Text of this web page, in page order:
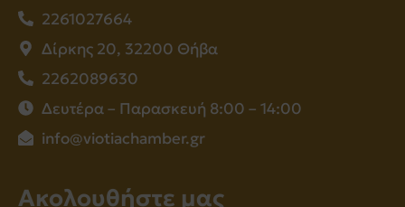
2261027664
Δίρκης 20, 32200 Θήβα
2262089630
Δευτέρα – Παρασκευή 8:00 – 14:00
info@viotiachamber.gr
Ακολουθήστε μας